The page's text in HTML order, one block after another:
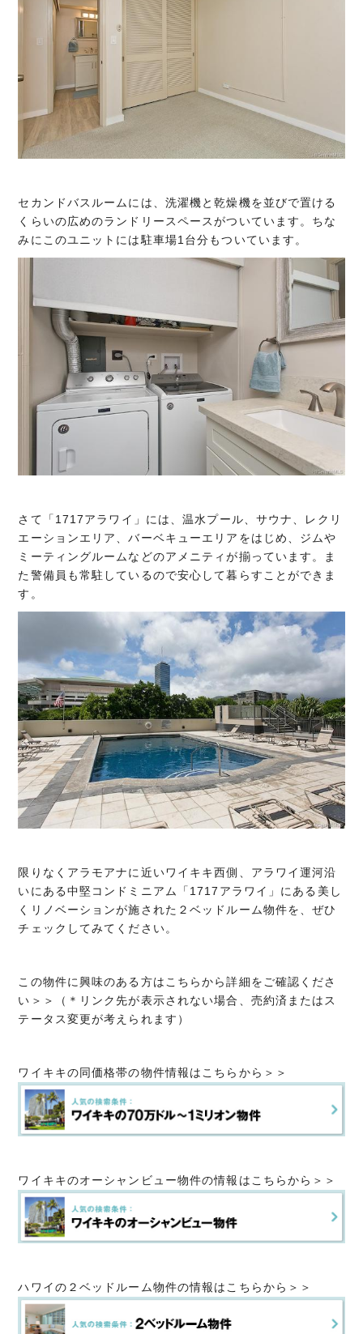
セカンドバスルームには、洗濯機と乾燥機を並びで置ける
くらいの広めのランドリースペースがついています。ちな
みにこのユニットには駐車場1台分もついています。
さて「1717アラワイ」には、温水プール、サウナ、レクリ
エーションエリア、バーベキューエリアをはじめ、ジムや
ミーティングルームなどのアメニティが揃っています。ま
た警備員も常駐しているので安心して暮らすことができま
す。
限りなくアラモアナに近いワイキキ西側、アラワイ運河沿
いにある中堅コンドミニアム「1717アラワイ」にある美し
くリノベーションが施された２ベッドルーム物件を、ぜひ
チェックしてみてください。
この物件に興味のある方はこちらから詳細をご確認くださ
い＞＞（＊リンク先が表示されない場合、売約済またはス
テータス変更が考えられます）
ワイキキの同価格帯の物件情報はこちらから＞＞
ワイキキのオーシャンビュー物件の情報はこちらから＞＞
ハワイの２ベッドルーム物件の情報はこちらから＞＞